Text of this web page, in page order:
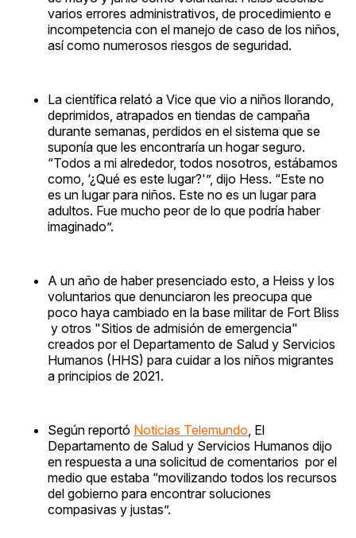
varios errores administrativos, de procedimiento e
incompetencia con el manejo de caso de los niños,
así como numerosos riesgos de seguridad.
La científica relató a Vice que vio a niños llorando,
deprimidos, atrapados en tiendas de campaña
durante semanas, perdidos en el sistema que se
suponía que les encontraría un hogar seguro.
“Todos a mi alrededor, todos nosotros, estábamos
como, ‘¿Qué es este lugar?'”, dijo Hess. “Este no
es un lugar para niños. Este no es un lugar para
adultos. Fue mucho peor de lo que podría haber
imaginado”.
A un año de haber presenciado esto, a Heiss y los
voluntarios que denunciaron les preocupa que
poco haya cambiado en la base militar de Fort Bliss
y otros "Sitios de admisión de emergencia"
creados por el Departamento de Salud y Servicios
Humanos (HHS) para cuidar a los niños migrantes
a principios de 2021.
Según reportó Noticias Telemundo , El
Departamento de Salud y Servicios Humanos dijo
en respuesta a una solicitud de comentarios por el
medio que estaba “movilizando todos los recursos
del gobierno para encontrar soluciones
compasivas y justas”.